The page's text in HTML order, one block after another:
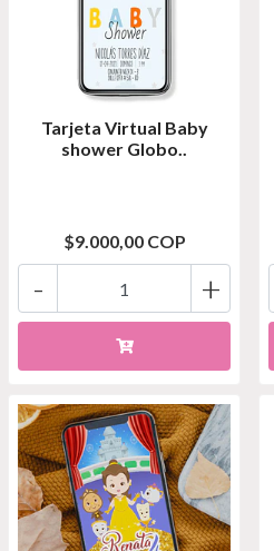
Tarjeta Virtual Baby
shower Globo..
$9.000,00 COP
+
-